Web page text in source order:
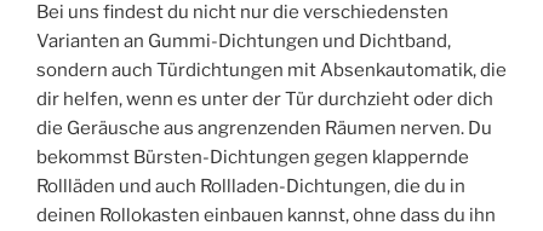
Bei uns findest du nicht nur die verschiedensten
Varianten an Gummi-Dichtungen und Dichtband,
sondern auch Türdichtungen mit Absenkautomatik, die
dir helfen, wenn es unter der Tür durchzieht oder dich
die Geräusche aus angrenzenden Räumen nerven. Du
bekommst Bürsten-Dichtungen gegen klappernde
Rollläden und auch Rollladen-Dichtungen, die du in
deinen Rollokasten einbauen kannst, ohne dass du ihn